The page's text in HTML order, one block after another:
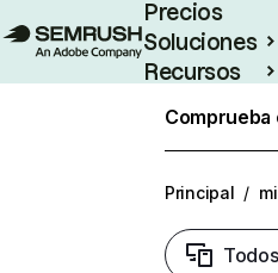
Precios
Soluciones
Recursos
Principal /